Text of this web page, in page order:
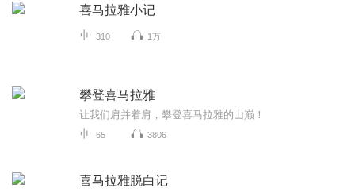
喜马拉雅小记
310 1万
攀登喜马拉雅
让我们肩并着肩，攀登喜马拉雅的山巅！
65 3806
喜马拉雅脱白记